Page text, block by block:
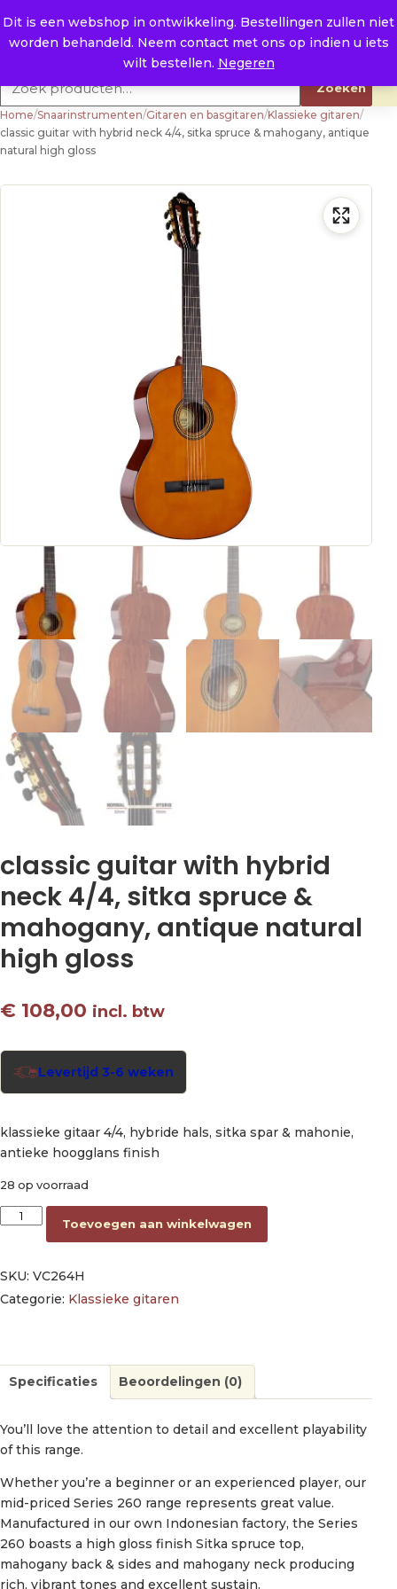
Dit is een webshop in ontwikkeling. Bestellingen zullen niet
worden behandeld. Neem contact met ons op indien u iets
wilt bestellen. Negeren
E. info@raysland.nl
Productcategorieën
Zoeken
Home/Snaarinstrumenten/Gitaren en basgitaren/Klassieke gitaren/
classic guitar with hybrid neck 4/4, sitka spruce & mahogany, antique
natural high gloss
classic guitar with hybrid
neck 4/4, sitka spruce &
mahogany, antique natural
high gloss
€ 108,00 incl. btw
Levertijd 3-6 weken
klassieke gitaar 4/4, hybride hals, sitka spar & mahonie,
antieke hoogglans finish
28 op voorraad
classic guitar with hybrid neck 4/4, sitka spruce &
Toevoegen aan winkelwagen
SKU: VC264H
Categorie: Klassieke gitaren
Specificaties Beoordelingen (0)
You’ll love the attention to detail and excellent playability
of this range.
Whether you’re a beginner or an experienced player, our
mid-priced Series 260 range represents great value.
Manufactured in our own Indonesian factory, the Series
260 boasts a high gloss finish Sitka spruce top,
mahogany back & sides and mahogany neck producing
rich, vibrant tones and excellent sustain.